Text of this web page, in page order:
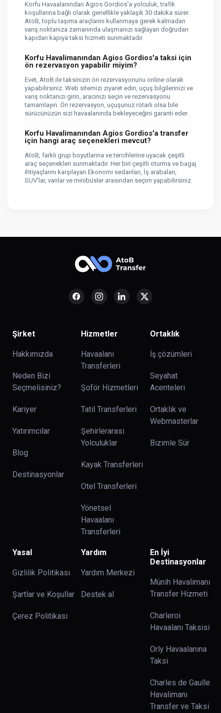
Korfu Havaalanından Agios Gordios'a yolculuk, trafik
koşullarına bağlı olarak genellikle yaklaşık 30 dakika sürer.
AtoB, toplu taşıma araçlarını kullanmaya gerek kalmadan
varış noktanıza zamanında ulaşmanızı sağlayan doğrudan
kapıdan kapıya taksi hizmeti sunmaktadır.
Korfu Havalimanından Agios Gordios'a taksi için
ön rezervasyon yapabilir miyim?
Evet, AtoB ile taksinizin ön rezervasyonunu online olarak
yapabilirsiniz. Web sitemizi ziyaret edin, uçuş bilgilerinizi ve
varış noktanızı girin, aracınızı seçin ve rezervasyonu
tamamlayın. Ön rezervasyon, uçuşunuz rötarlı olsa bile
sürücünüzün sizi havaalanında bekleyeceğini garanti eder.
Korfu Havalimanından Agios Gordios'a transfer
için hangi araç seçenekleri mevcut?
AtoB, farklı grup boyutlarına ve tercihlerine uyacak çeşitli
araç seçenekleri sunmaktadır. Her biri çeşitli oturma ve bagaj
ihtiyaçlarını karşılayan Ekonomi sedanları, İş arabaları,
SUV'lar, vanlar ve minibüsler arasından seçim yapabilirsiniz.
Şirket
Hakkımızda
Neden Bizi
Seçmelisiniz?
Kariyer
Yatırımcılar
Blog
Destinasyonlar
Hizmetler
Havaalanı
Transferleri
Şoför Hizmetleri
Tatil Transferleri
Şehirlerarası
Yolculuklar
Kayak Transferleri
Otel Transferleri
Yönetsel
Havaalanı
Transferleri
Ortaklık
İş çözümleri
Seyahat
Acenteleri
Ortaklık ve
Webmasterlar
Bizimle Sür
Yasal
Gizlilik Politikası
Şartlar ve Koşullar
Çerez Politikası
Yardım
Yardım Merkezi
Destek al
En İyi
Destinasyonlar
Münih Havalimanı
Transfer Hizmeti
Charleroi
Havaalanı Taksisi
Orly Havaalanına
Taksi
Charles de Gaulle
Havalimanı
Transfer ve Taksi